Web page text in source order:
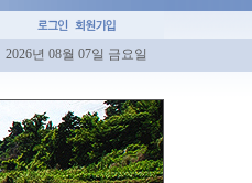
2026년 08월 07일 금요일